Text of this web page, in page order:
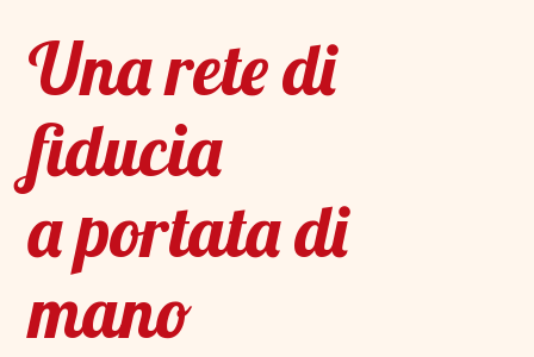
Una rete di
fiducia
a portata di
mano